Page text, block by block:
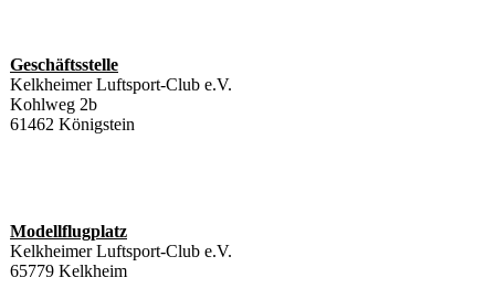
Geschäftsstelle
Kelkheimer Luftsport-Club e.V.
Kohlweg 2b
61462 Königstein
Modellflugplatz
Kelkheimer Luftsport-Club e.V.
65779 Kelkheim